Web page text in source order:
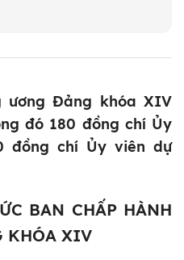
ương Đảng khóa XIV
đó 180 đồng chí Ủy
đồng chí Ủy viên dự
BAN CHẤP HÀNH
KHÓA XIV